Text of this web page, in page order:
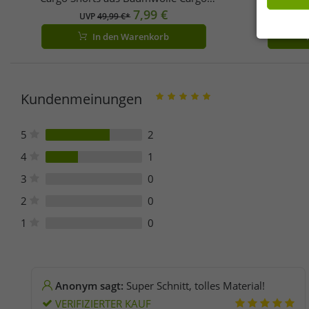
Bermuda inkl. Gürtel im Used-Look
B2001-00176 Oliv-Grün
UVP49,99 €* 7,99 €
In den Warenkorb
Kundenmeinungen
5
2
4
1
3
0
2
0
1
0
Anonym sagt: Super Schnitt, tolles Material!
VERIFIZIERTER KAUF